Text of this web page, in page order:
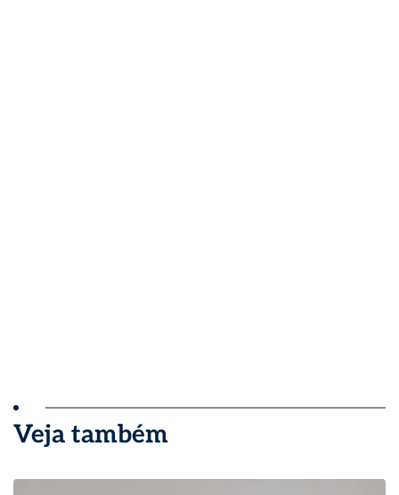
Veja também